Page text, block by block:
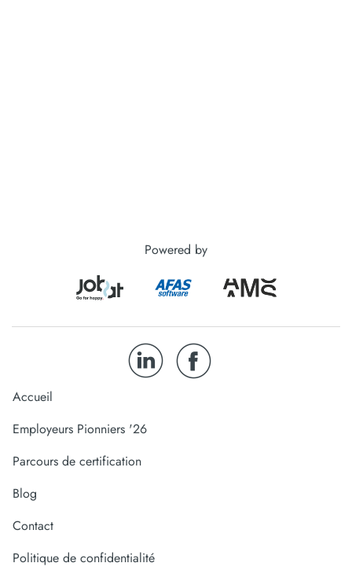
Powered by
Accueil
Employeurs Pionniers '26
Parcours de certification
Blog
Contact
Politique de confidentialité